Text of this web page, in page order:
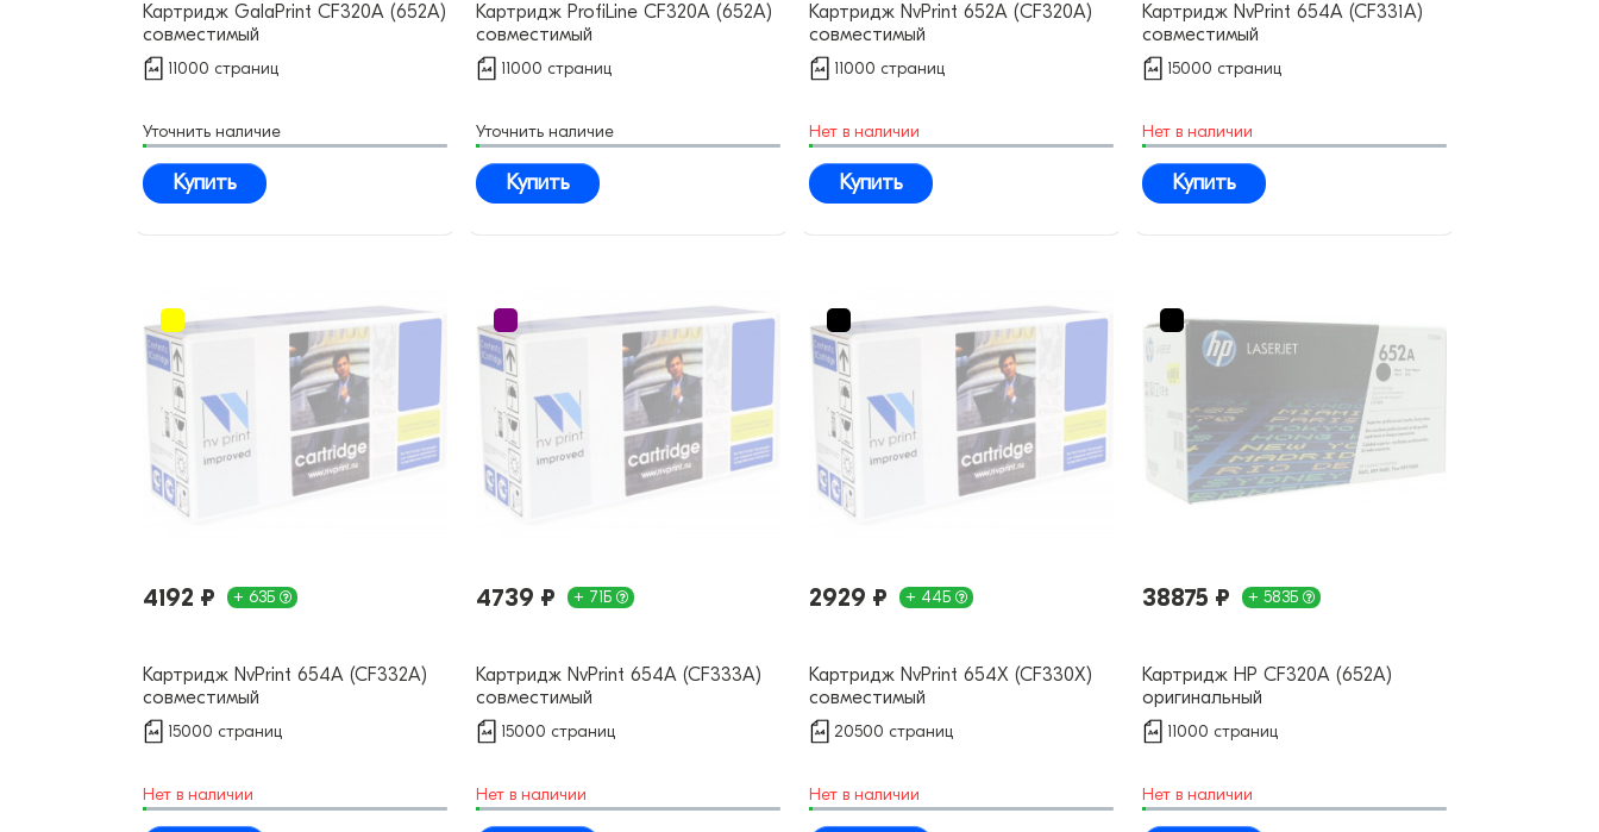
Картридж GalaPrint CF320A (652A)
совместимый
11000 страниц
Уточнить наличие
Купить
Картридж ProfiLine CF320A (652A)
совместимый
11000 страниц
Уточнить наличие
Купить
Картридж NvPrint 652А (CF320A)
совместимый
11000 страниц
Нет в наличии
Купить
Картридж NvPrint 654A (CF331A)
совместимый
15000 страниц
Нет в наличии
Купить
4192 ₽ + 63Б
Картридж NvPrint 654A (CF332A)
совместимый
15000 страниц
Нет в наличии
4739 ₽ + 71Б
Картридж NvPrint 654A (CF333A)
совместимый
15000 страниц
Нет в наличии
2929 ₽ + 44Б
Картридж NvPrint 654X (CF330X)
совместимый
20500 страниц
Нет в наличии
38875 ₽ + 583Б
Картридж HP CF320A (652A)
оригинальный
11000 страниц
Нет в наличии